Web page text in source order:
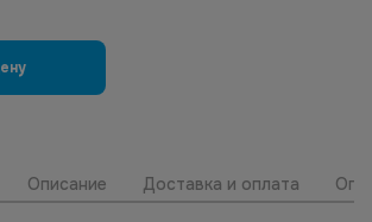
Описание Доставка и оплата